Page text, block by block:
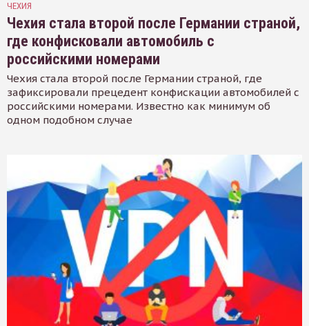
ЧЕХИЯ
Чехия стала второй после Германии страной,
где конфисковали автомобиль с
российскими номерами
Чехия стала второй после Германии страной, где
зафиксировали прецедент конфискации автомобилей с
российскими номерами. Известно как минимум об
одном подобном случае